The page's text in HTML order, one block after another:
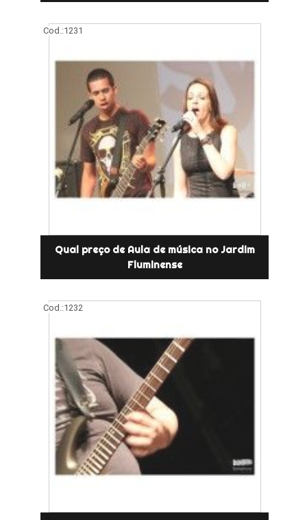
Cod.:1231
Qual preço de Aula de música no Jardim
Fluminense
Cod.:1232